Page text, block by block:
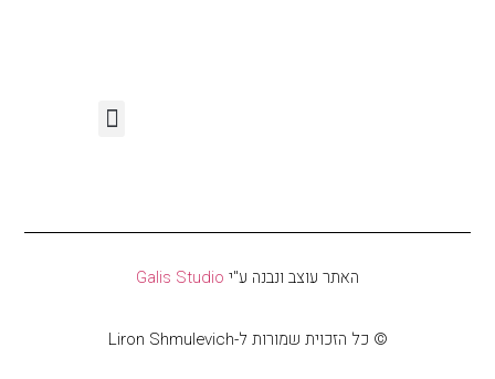
האתר עוצב ונבנה ע"י Galis Studio
© כל הזכוית שמורות ל-Liron Shmulevich